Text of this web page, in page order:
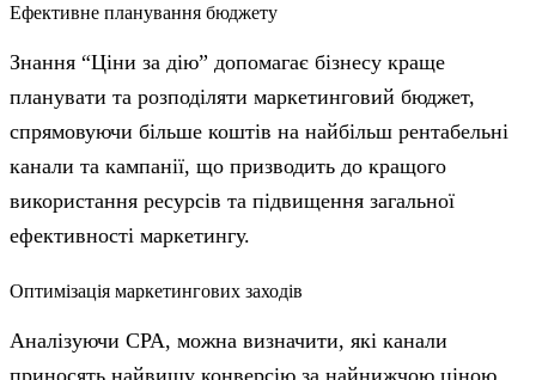
Ефективне планування бюджету
Знання “Ціни за дію” допомагає бізнесу краще
планувати та розподіляти маркетинговий бюджет,
спрямовуючи більше коштів на найбільш рентабельні
канали та кампанії, що призводить до кращого
використання ресурсів та підвищення загальної
ефективності маркетингу.
Оптимізація маркетингових заходів
Аналізуючи CPA, можна визначити, які канали